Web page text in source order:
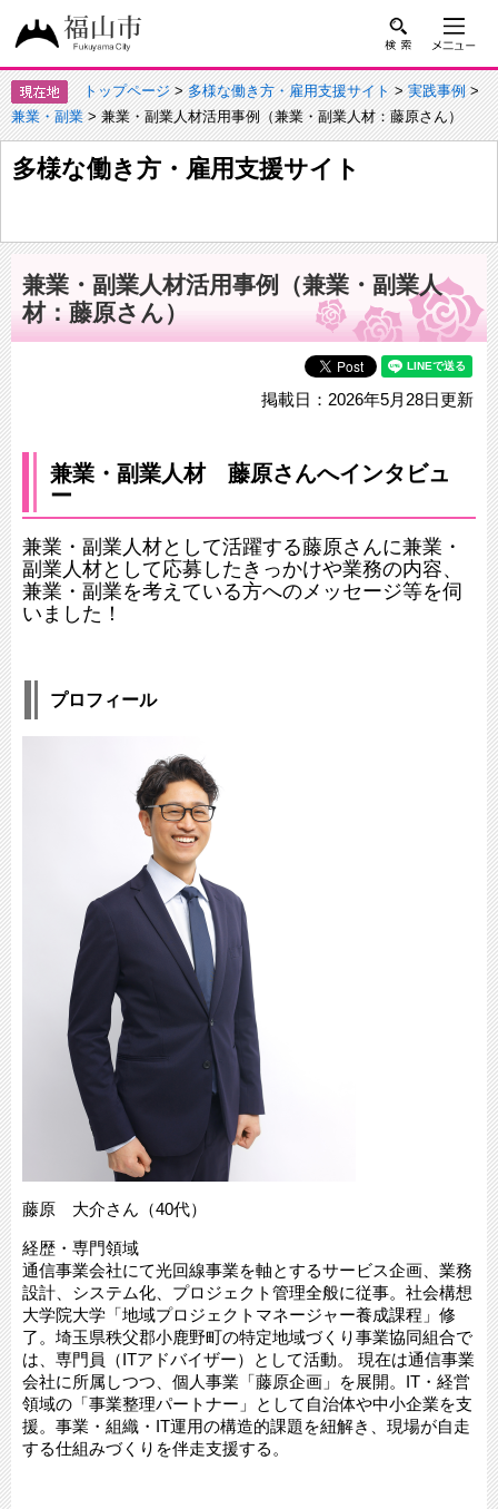
トップページ>多様な働き方・雇用支援サイト>実践事例>
兼業・副業> 兼業・副業人材活用事例（兼業・副業人材：藤原さん）
多様な働き方・雇用支援サイト
兼業・副業人材活用事例（兼業・副業人
材：藤原さん）
掲載日：2026年5月28日更新
兼業・副業人材 藤原さんへインタビュ
ー​​
兼業・副業人材として活躍する藤原さんに兼業・
副業人材として応募したきっかけや業務の内容、
兼業・副業を考えている方へのメッセージ等を伺
いました​！
プロフィール
藤原 大介さん（40代）
経歴・専門領域
通信事業会社にて光回線事業を軸とするサービス企画、業務
設計、システム化、プロジェクト管理全般に従事。社会構想
大学院大学「地域プロジェクトマネージャー養成課程」修
了。埼玉県秩父郡小鹿野町の特定地域づくり事業協同組合で
は、専門員（ITアドバイザー）として活動。 現在は通信事業
会社に所属しつつ、個人事業「藤原企画」を展開。IT・経営
領域の「事業整理パートナー」として自治体や中小企業を支
援。事業・組織・IT運用の構造的課題を紐解き、現場が自走
する仕組みづくりを伴走支援する。